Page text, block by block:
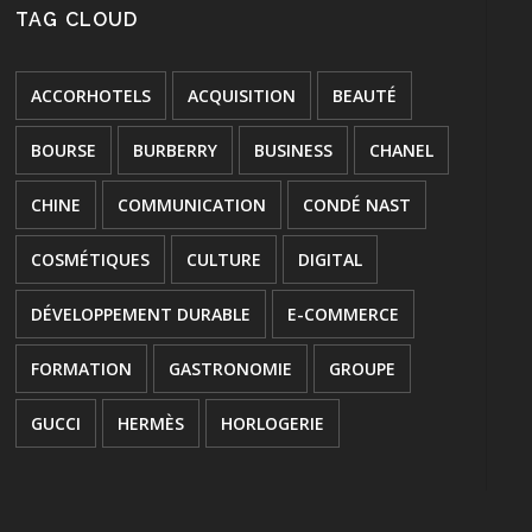
TAG CLOUD
ACCORHOTELS ACQUISITION BEAUTÉ
BOURSE BURBERRY BUSINESS CHANEL
CHINE COMMUNICATION CONDÉ NAST
COSMÉTIQUES CULTURE DIGITAL
DÉVELOPPEMENT DURABLE E-COMMERCE
FORMATION GASTRONOMIE GROUPE
GUCCI HERMÈS HORLOGERIE